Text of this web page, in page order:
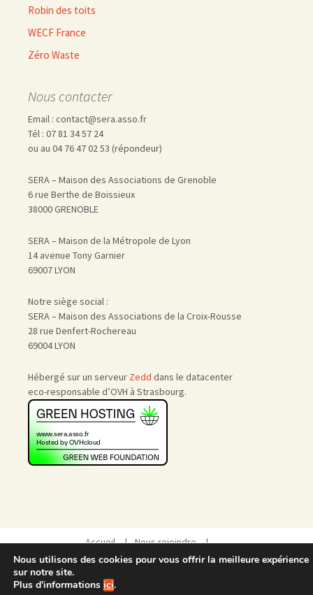
Robin des toits
WECF France
Zéro Waste
Nous contacter
Email : contact@sera.asso.fr
Tél : 07 81 34 57 24
ou au 04 76 47 02 53 (répondeur)
SERA – Maison des Associations de Grenoble
6 rue Berthe de Boissieux
38000 GRENOBLE
SERA – Maison de la Métropole de Lyon
14 avenue Tony Garnier
69007 LYON
Notre siège social :
SERA – Maison des Associations de la Croix-Rousse
28 rue Denfert-Rochereau
69004 LYON
Hébergé sur un serveur Zedd dans le datacenter
eco-responsable d’OVH à Strasbourg.
Accueil | Nous rejoindre
|
Admin
Nous utilisons des cookies pour vous offrir la meilleure expérience
sur notre site.
Plus d'informations ici.